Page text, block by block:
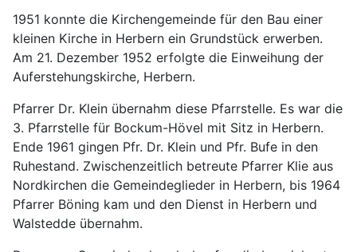
1951 konnte die Kirchengemeinde für den Bau einer
kleinen Kirche in Herbern ein Grundstück erwerben.
Am 21. Dezember 1952 erfolgte die Einweihung der
Auferstehungskirche, Herbern.
Pfarrer Dr. Klein übernahm diese Pfarrstelle. Es war die
3. Pfarrstelle für Bockum-Hövel mit Sitz in Herbern.
Ende 1961 gingen Pfr. Dr. Klein und Pfr. Bufe in den
Ruhestand. Zwischenzeitlich betreute Pfarrer Klie aus
Nordkirchen die Gemeindeglieder in Herbern, bis 1964
Pfarrer Böning kam und den Dienst in Herbern und
Walstedde übernahm.